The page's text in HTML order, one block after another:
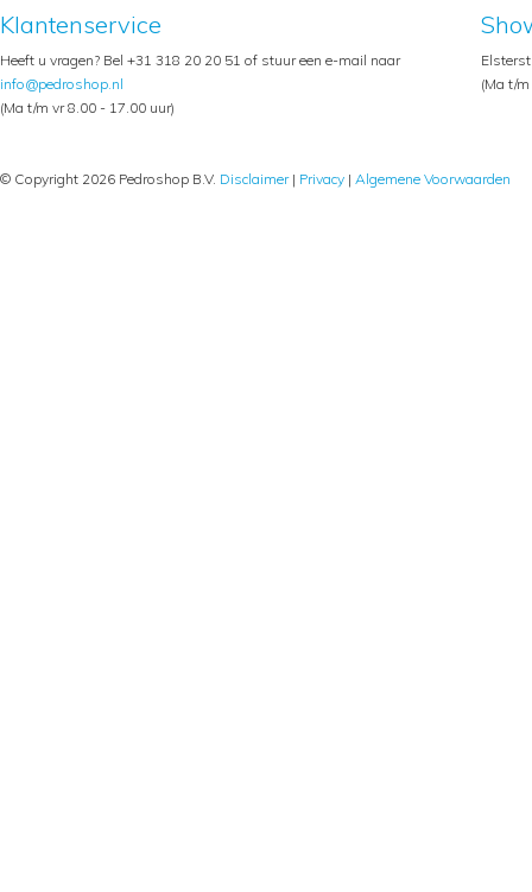
Klantenservice
Heeft u vragen? Bel +31 318 20 20 51 of stuur een e-mail naar
info@pedroshop.nl
(Ma t/m vr 8.00 - 17.00 uur)
(Ma t/
© Copyright 2026 Pedroshop B.V. Disclaimer| Privacy | Algemene Voorwaarden